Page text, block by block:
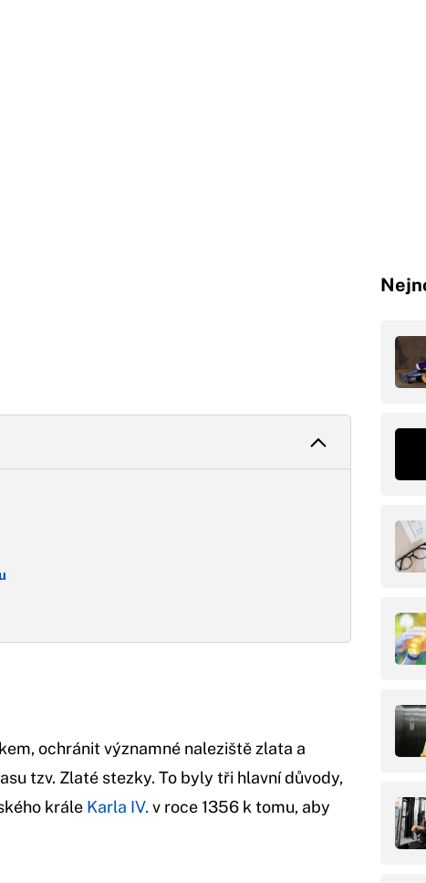
ochránit významné naleziště zlata a
tzv. Zlaté stezky. To byly tři hlavní důvody,
krále Karla IV. v roce 1356 k tomu, aby